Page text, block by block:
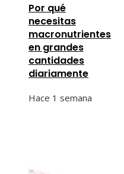
Por qué
necesitas
macronutrientes
en grandes
cantidades
diariamente
Hace 1 semana